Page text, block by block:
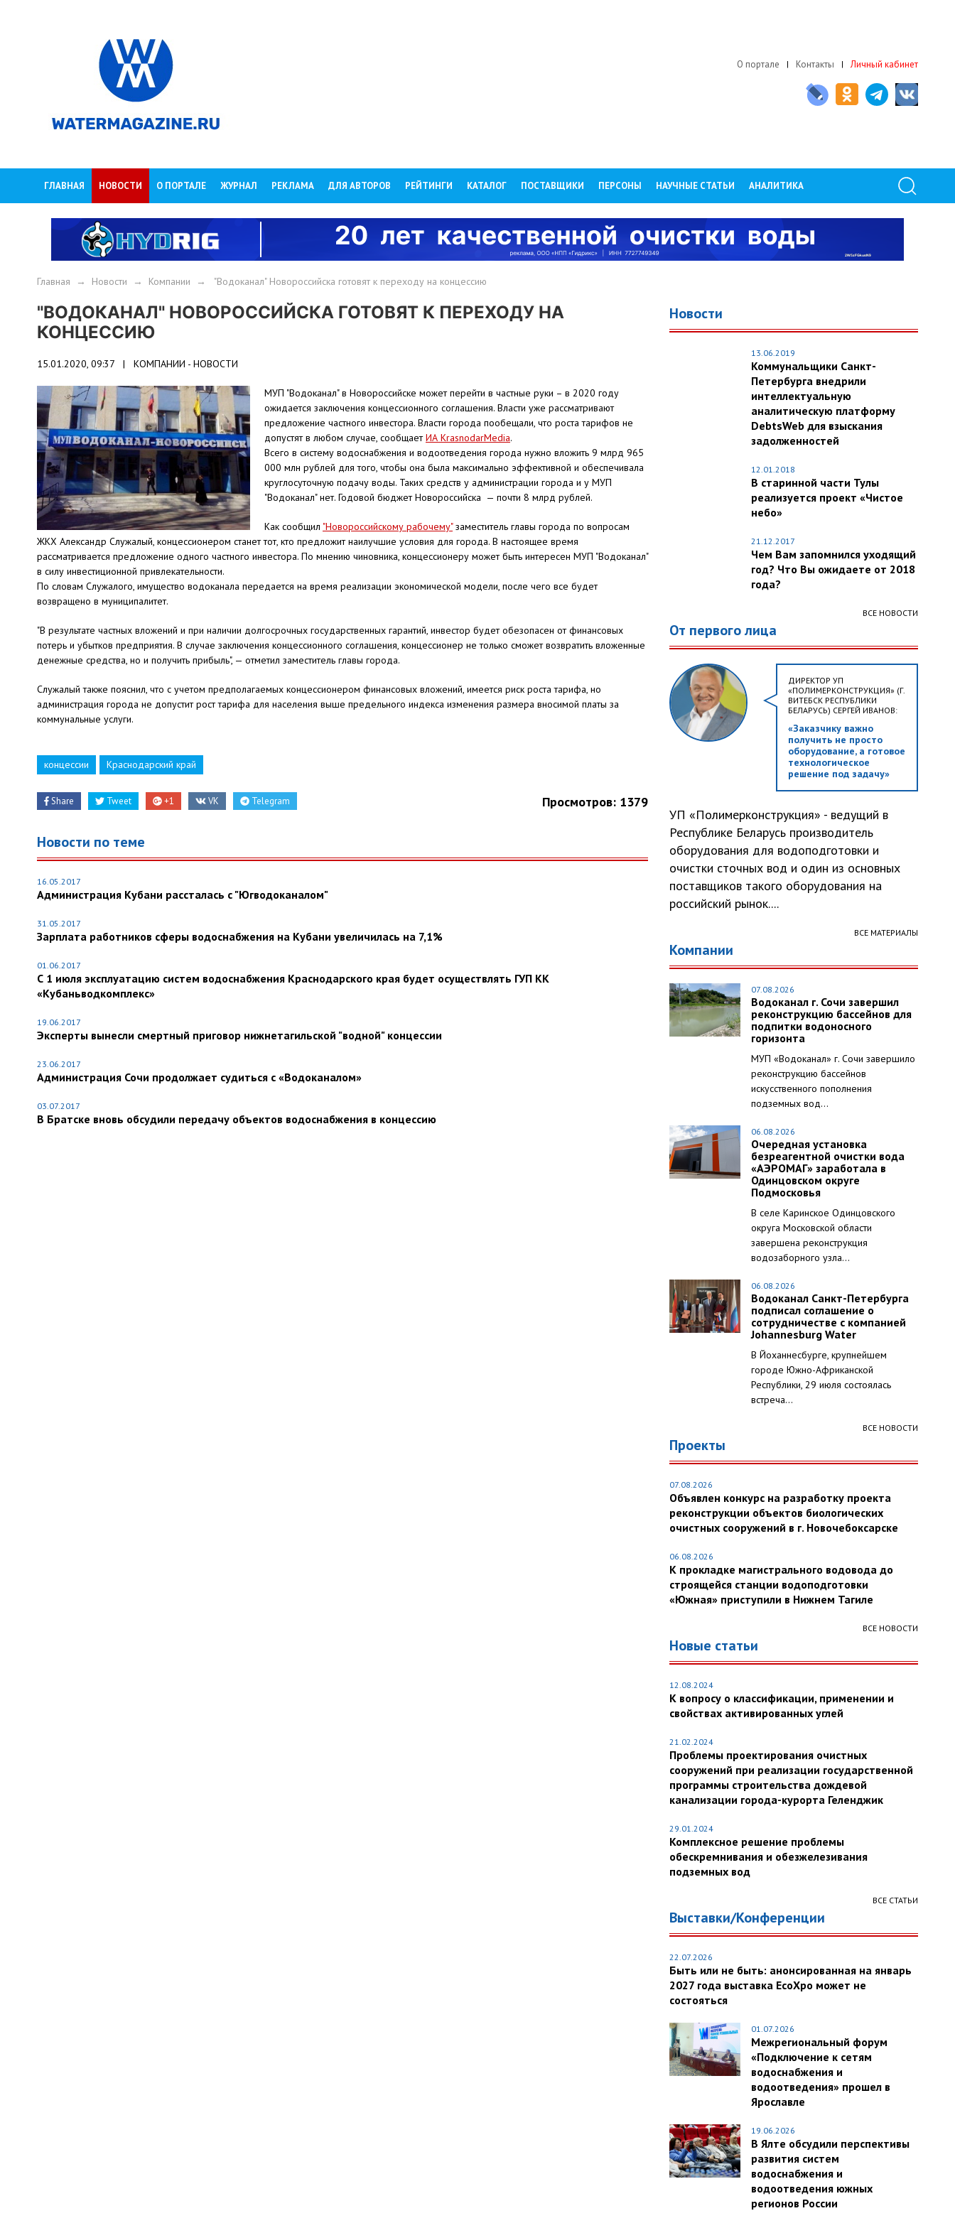
О портале Контакты Личный кабинет
ГЛАВНАЯ НОВОСТИ О ПОРТАЛЕ ЖУРНАЛ РЕКЛАМА ДЛЯ АВТОРОВ РЕЙТИНГИ КАТАЛОГ ПОСТАВЩИКИ ПЕРСОНЫ НАУЧНЫЕ СТАТЬИ АНАЛИТИКА
Главная → Новости → Компании → "Водоканал" Новороссийска готовят к переходу на концессию
"ВОДОКАНАЛ" НОВОРОССИЙСКА ГОТОВЯТ К ПЕРЕХОДУ НА
КОНЦЕССИЮ
15.01.2020, 09:37 | КОМПАНИИ - НОВОСТИ
МУП "Водоканал" в Новороссийске может перейти в частные руки – в 2020 году
ожидается заключения концессионного соглашения. Власти уже рассматривают
предложение частного инвестора. Власти города пообещали, что роста тарифов не
допустят в любом случае, сообщаетИА KrasnodarMedia.
Всего в систему водоснабжения и водоотведения города нужно вложить 9 млрд 965
000 млн рублей для того, чтобы она была максимально эффективной и обеспечивала
круглосуточную подачу воды. Таких средств у администрации города и у МУП
"Водоканал" нет. Годовой бюджет Новороссийска — почти 8 млрд рублей.
Как сообщил "Новороссийскому рабочему"заместитель главы города по вопросам
ЖКХ Александр Служалый, концессионером станет тот, кто предложит наилучшие условия для города. В настоящее время
рассматривается предложение одного частного инвестора. По мнению чиновника, концессионеру может быть интересен МУП "Водоканал"
в силу инвестиционной привлекательности.
По словам Служалого, имущество водоканала передается на время реализации экономической модели, после чего все будет
возвращено в муниципалитет.
"В результате частных вложений и при наличии долгосрочных государственных гарантий, инвестор будет обезопасен от финансовых
потерь и убытков предприятия. В случае заключения концессионного соглашения, концессионер не только сможет возвратить вложенные
денежные средства, но и получить прибыль", — отметил заместитель главы города.
Служалый также пояснил, что с учетом предполагаемых концессионером финансовых вложений, имеется риск роста тарифа, но
администрация города не допустит рост тарифа для населения выше предельного индекса изменения размера вносимой платы за
коммунальные услуги.
концессии Краснодарский край
Share Tweet +1 VK Telegram Просмотров: 1379
Новости по теме
16.05.2017
Администрация Кубани рассталась с "Югводоканалом"
31.05.2017
Зарплата работников сферы водоснабжения на Кубани увеличилась на 7,1%
01.06.2017
С 1 июля эксплуатацию систем водоснабжения Краснодарского края будет осуществлять ГУП КК
«Кубаньводкомплекс»
19.06.2017
Эксперты вынесли смертный приговор нижнетагильской "водной" концессии
23.06.2017
Администрация Сочи продолжает судиться с «Водоканалом»
03.07.2017
В Братске вновь обсудили передачу объектов водоснабжения в концессию
Новости
13.06.2019
Коммунальщики Санкт-
Петербурга внедрили
интеллектуальную
аналитическую платформу
DebtsWeb для взыскания
задолженностей
12.01.2018
В старинной части Тулы
реализуется проект «Чистое
небо»
21.12.2017
Чем Вам запомнился уходящий
год? Что Вы ожидаете от 2018
года?
ВСЕ НОВОСТИ
От первого лица
ДИРЕКТОР УП
«ПОЛИМЕРКОНСТРУКЦИЯ» (Г.
ВИТЕБСК РЕСПУБЛИКИ
БЕЛАРУСЬ) СЕРГЕЙ ИВАНОВ:
«Заказчику важно
получить не просто
оборудование, а готовое
технологическое
решение под задачу»
УП «Полимерконструкция» - ведущий в
Республике Беларусь производитель
оборудования для водоподготовки и
очистки сточных вод и один из основных
поставщиков такого оборудования на
российский рынок....
ВСЕ МАТЕРИАЛЫ
Компании
07.08.2026
Водоканал г. Сочи завершил
реконструкцию бассейнов для
подпитки водоносного
горизонта
МУП «Водоканал» г. Сочи завершило
реконструкцию бассейнов
искусственного пополнения
подземных вод...
06.08.2026
Очередная установка
безреагентной очистки вода
«АЭРОМАГ» заработала в
Одинцовском округе
Подмосковья
В селе Каринское Одинцовского
округа Московской области
завершена реконструкция
водозаборного узла...
06.08.2026
Водоканал Санкт-Петербурга
подписал соглашение о
сотрудничестве с компанией
Johannesburg Water
В Йоханнесбурге, крупнейшем
городе Южно-Африканской
Республики, 29 июля состоялась
встреча...
ВСЕ НОВОСТИ
Проекты
07.08.2026
Объявлен конкурс на разработку проекта
реконструкции объектов биологических
очистных сооружений в г. Новочебоксарске
06.08.2026
К прокладке магистрального водовода до
строящейся станции водоподготовки
«Южная» приступили в Нижнем Тагиле
ВСЕ НОВОСТИ
Новые статьи
12.08.2024
К вопросу о классификации, применении и
свойствах активированных углей
21.02.2024
Проблемы проектирования очистных
сооружений при реализации государственной
программы строительства дождевой
канализации города-курорта Геленджик
29.01.2024
Комплексное решение проблемы
обескремнивания и обезжелезивания
подземных вод
ВСЕ СТАТЬИ
Выставки/Конференции
22.07.2026
Быть или не быть: анонсированная на январь
2027 года выставка EcoXpo может не
состояться
01.07.2026
Межрегиональный форум
«Подключение к сетям
водоснабжения и
водоотведения» прошел в
Ярославле
19.06.2026
В Ялте обсудили перспективы
развития систем
водоснабжения и
водоотведения южных
регионов России